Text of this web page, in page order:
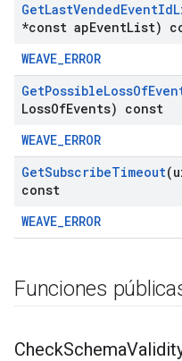
GetLastVendedEventId
*const apEventList)
WEAVE_ERROR
GetPossibleLossOf
LossOfEvents) const
WEAVE_ERROR
GetSubscribeTimeout
const
WEAVE_ERROR
Funciones
CheckSchema